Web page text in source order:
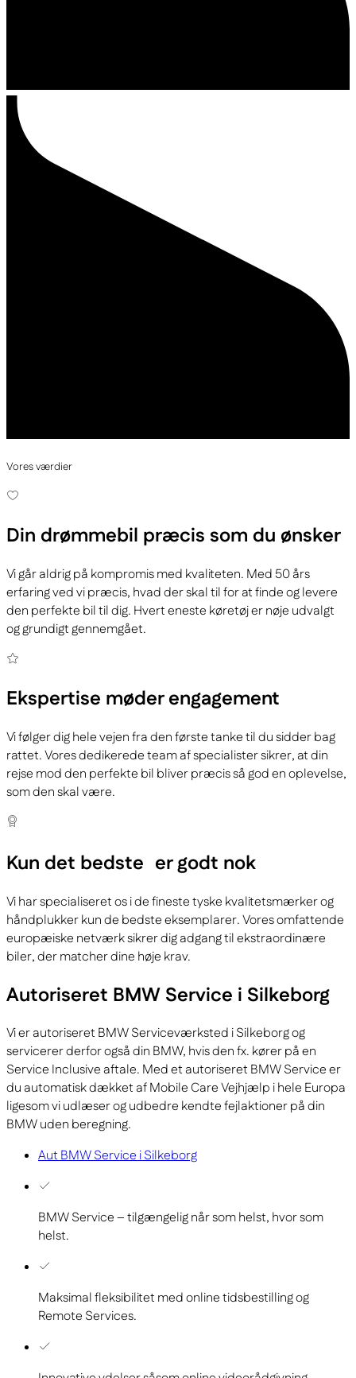
Vores værdier
Din drømmebil præcis som du ønsker
Vi går aldrig på kompromis med kvaliteten. Med 50 års
erfaring ved vi præcis, hvad der skal til for at finde og levere
den perfekte bil til dig. Hvert eneste køretøj er nøje udvalgt
og grundigt gennemgået.
Ekspertise møder engagement
Vi følger dig hele vejen fra den første tanke til du sidder bag
rattet. Vores dedikerede team af specialister sikrer, at din
rejse mod den perfekte bil bliver præcis så god en oplevelse,
som den skal være.
Kun det bedste er godt nok
Vi har specialiseret os i de fineste tyske kvalitetsmærker og
håndplukker kun de bedste eksemplarer. Vores omfattende
europæiske netværk sikrer dig adgang til ekstraordinære
biler, der matcher dine høje krav.
Autoriseret BMW Service i Silkeborg
Vi er autoriseret BMW Serviceværksted i Silkeborg og
servicerer derfor også din BMW, hvis den fx. kører på en
Service Inclusive aftale. Med et autoriseret BMW Service er
du automatisk dækket af Mobile Care Vejhjælp i hele Europa
ligesom vi udlæser og udbedre kendte fejlaktioner på din
BMW uden beregning.
Aut BMW Service i Silkeborg
BMW Service – tilgængelig når som helst, hvor som
helst.
Maksimal fleksibilitet med online tidsbestilling og
Remote Services.